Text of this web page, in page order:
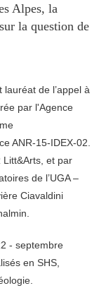
Alpes, la
la question de
de l’appel à
par l'Agence
ANR-15-IDEX-02.
Litt&Arts, et par
de l’UGA –
Ciavaldini
- septembre
en SHS,